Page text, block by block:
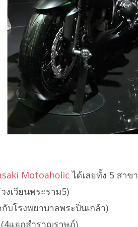
Motoaholic ได้เลยทั้ง 5 สาขา
งเวียนพระราม5)
บโรงพยาบาลพระปิ่นเกล้า)
แยกสำราญราษฎ์)